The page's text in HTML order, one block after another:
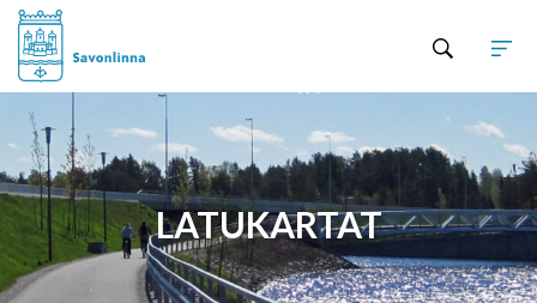
LATUKARTAT